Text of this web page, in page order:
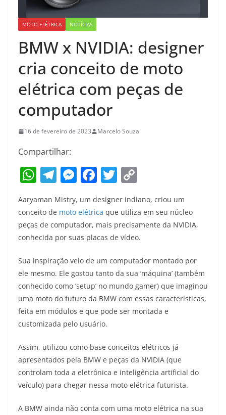
MOTO ELÉTRICA NOTÍCIAS
BMW x NVIDIA: designer
cria conceito de moto
elétrica com peças de
computador
16 de fevereiro de 2023 Marcelo Souza
Compartilhar:
W
at
s
A
p
p
T
el
e
gr
a
m
M
ss
e
n
g
er
F
a
c
e
b
o
o
k
T
w
itt
er
p
y
Li
n
k
Aaryaman Mistry, um designer indiano, criou um
conceito de moto elétrica que utiliza em seu núcleo
peças de computador, mais precisamente da NVIDIA,
conhecida por suas placas de vídeo.
Sua inspiração veio de um computador montado por
ele mesmo. Ele gostou tanto da sua ‘máquina’ (também
conhecido como ‘setup’ no mundo gamer) que imaginou
uma moto do futuro da BMW com essas características,
feita em módulos e que pode ser montada e
customizada pelo usuário.
Assim, utilizou como base conceitos elétricos já
apresentados pela BMW e peças da NVIDIA (que
controlam toda a eletrônica e inteligência artificial do
veículo) para chegar nessa moto elétrica futurista.
A BMW ainda não conta com uma moto elétrica na sua